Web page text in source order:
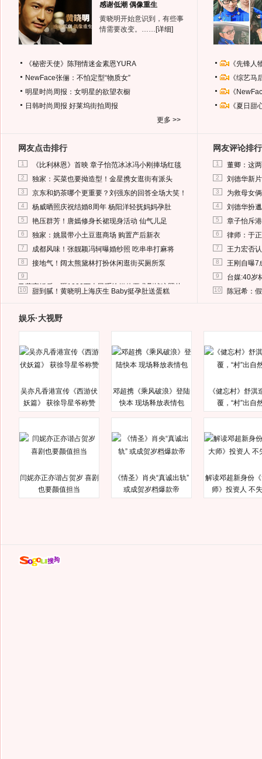
感谢低潮 偶像重生
黄晓明开始意识到，有些事
情需要改变。…… [详细]
《秘密天使》陈翔情迷金素恩YURA
NewFace张俪：不怕定型“物质女”
明星时尚周报：女明星的欲望衣橱
日韩时尚周报 好莱坞街拍周报
更多 >>
《先锋
《综艺
《
《夏日
网友点击排行
1 《比利林恩》首映 章子怡范冰冰冯小刚捧场红毯
2 独家：买菜也要拗造型！金星携女逛街有派头
3 京东和奶茶哪个更重要？刘强东的回答全场大笑！
4 杨威晒照庆祝结婚8周年 杨阳洋轻抚妈妈孕肚
5 艳压群芳！唐嫣修身长裙现身活动 仙气儿足
6 独家：姚晨带小土豆逛商场 购置产后新衣
7 成都风味！张靓颖冯轲曝婚纱照 吃串串打麻将
8 接地气！阔太熊黛林打扮休闲逛街买厕所泵
9
马蓉离婚后，砸1000万人民币给媒体要求删掉这照片
10 甜到腻！黄晓明上海庆生 Baby挺孕肚送蛋糕
网友评论排行
1 董卿：这
2 刘德华新
3 为救母女
4 刘德华扮
5 章子怡斥
6 律师：于
7 王力宏否
8 王刚自曝7
9 台媒:40岁
10 陈冠希：
娱乐·大视野
吴亦凡香港宣传《西游伏
妖篇》 获徐导星爷称赞
邓超携《乘风破浪》登陆
快本 现场释放表情包
《健忘村》舒淇
覆，“村”出自
闫妮亦正亦谐占贺岁 喜剧
也要颜值担当
《情圣》肖央“真诚出轨”
或成贺岁档爆款帝
解读邓超新身份
师》投资人 不